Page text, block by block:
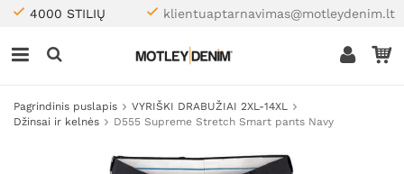
4000 STILIŲ klientuaptarnavimas@motleydenim.lt
Pagrindinis puslapis
VYRIŠKI DRABUŽIAI 2XL-14XL
Džinsai ir kelnės
D555 Supreme Stretch Smart pants Navy